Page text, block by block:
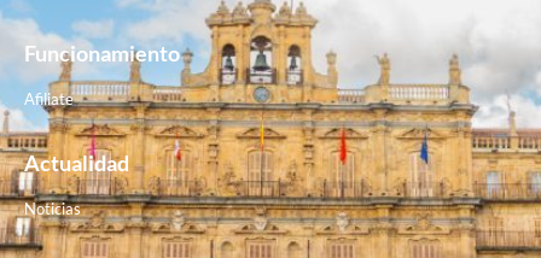
Funcionamiento
Afiliate
Actualidad
Noticias